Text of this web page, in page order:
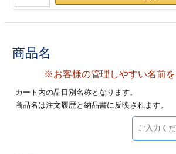
フォルダー
印刷
印刷
カード印刷
商品名
※お客様の管理しやすい名前を
カート内の品目別名称となります。
商品名は注文履歴と納品書に反映されます。